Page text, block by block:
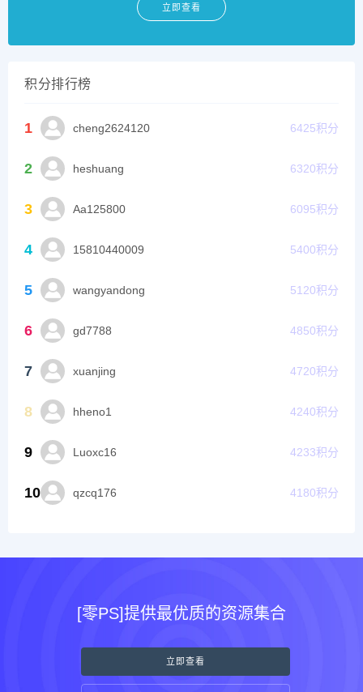
立即查看
积分排行榜
1 cheng2624120 6425积分
2 heshuang 6320积分
3 Aa125800 6095积分
4 15810440009 5400积分
5 wangyandong 5120积分
6 gd7788 4850积分
7 xuanjing 4720积分
8 hheno1 4240积分
9 Luoxc16 4233积分
10 qzcq176 4180积分
[零PS]提供最优质的资源集合
立即查看